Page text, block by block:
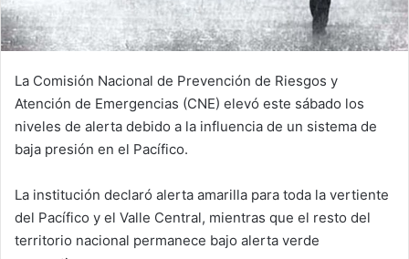
La Comisión Nacional de Prevención de Riesgos y
Atención de Emergencias (CNE) elevó este sábado los
niveles de alerta debido a la influencia de un sistema de
baja presión en el Pacífico.
La institución declaró alerta amarilla para toda la vertiente
del Pacífico y el Valle Central, mientras que el resto del
territorio nacional permanece bajo alerta verde